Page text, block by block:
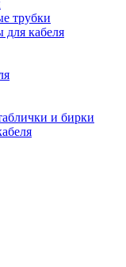
трубки
кабеля
и бирки